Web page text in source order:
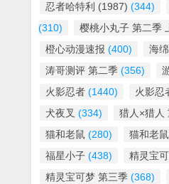
忍者哈特利 (1987) (344)
(310)
樱桃小丸子 第二季
橙心动漫速报 (400) 海
涛哥测评 第二季 (356)
火影忍者 (1440) 火影忍
犬夜叉 (334) 猎人×猎人
猫和老鼠 (280) 猫和老
福星小子 (438) 精灵宝
精灵宝可梦 第三季 (368)